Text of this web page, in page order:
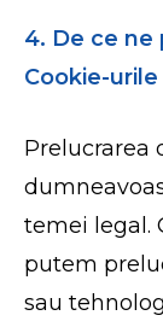
4. De ce ne
Cookie-
Prelucrarea
temei legal.
putem
sau